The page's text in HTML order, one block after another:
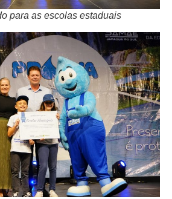
para as escolas estaduais